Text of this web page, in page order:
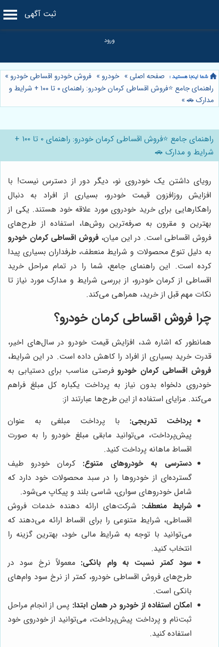
ثبت آگهی
صفحه اصلی » خودرو » فروش خودرو اقساطی خودرو »
راهنمای جامع ⭐️فروش اقساطی کرمان خودرو: راهنمای ۰ تا ۱۰۰ + شرایط و
مدارک 🚗»
راهنمای جامع ⭐️فروش اقساطی کرمان خودرو: راهنمای ۰ تا ۱۰۰ +
شرایط و مدارک 🚗
رویای داشتن یک خودروی نو، دیگر دور از دسترس نیست! با
افزایش روزافزون قیمت خودرو، بسیاری از افراد به دنبال
راهکارهایی برای خرید خودروی مورد علاقه خود هستند. یکی از
بهترین و مقرون به صرفه‌ترین روش‌ها، استفاده از طرح‌های
فروش اقساطی است. در این میان،فروش اقساطی کرمان خودرو
به دلیل تنوع محصولات و شرایط منعطف، طرفداران بسیاری پیدا
کرده است. این راهنمای جامع، شما را در تمام مراحل خرید
اقساطی از کرمان خودرو، از بررسی شرایط و مدارک مورد نیاز تا
نکات مهم قبل از خرید، همراهی می‌کند.
چرا فروش اقساطی کرمان خودرو؟
همانطور که اشاره شد، افزایش قیمت خودرو در سال‌های اخیر،
قدرت خرید بسیاری از افراد را کاهش داده است. در این شرایط،
فروش اقساطی کرمان خودرو فرصتی مناسب برای دستیابی به
خودروی دلخواه بدون نیاز به پرداخت یکباره کل مبلغ فراهم
می‌کند. مزایای استفاده از این طرح‌ها عبارتند از:
پرداخت تدریجی: با پرداخت مبلغی به عنوان
پیش‌پرداخت، می‌توانید مابقی مبلغ خودرو را به صورت
اقساط ماهانه پرداخت کنید.
دسترسی به خودروهای متنوع: کرمان خودرو طیف
گسترده‌ای از خودروها را در سبد محصولات خود دارد که
شامل خودروهای سواری، شاسی بلند و پیکاپ می‌شود.
شرایط منعطف: شرکت‌های ارائه دهنده خدمات فروش
اقساطی، شرایط متنوعی را برای اقساط ارائه می‌دهند که
می‌توانید با توجه به شرایط مالی خود، بهترین گزینه را
انتخاب کنید.
سود کمتر نسبت به وام بانکی: معمولاً نرخ سود در
طرح‌های فروش اقساطی خودرو، کمتر از نرخ سود وام‌های
بانکی است.
امکان استفاده از خودرو در همان ابتدا: پس از انجام مراحل
ثبت‌نام و پرداخت پیش‌پرداخت، می‌توانید از خودروی خود
استفاده کنید.